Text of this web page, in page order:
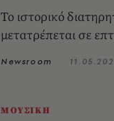
Το ιστορικό
μετατρέπεται σε
Newsroom
ΜΟΥΣΙΚΗ